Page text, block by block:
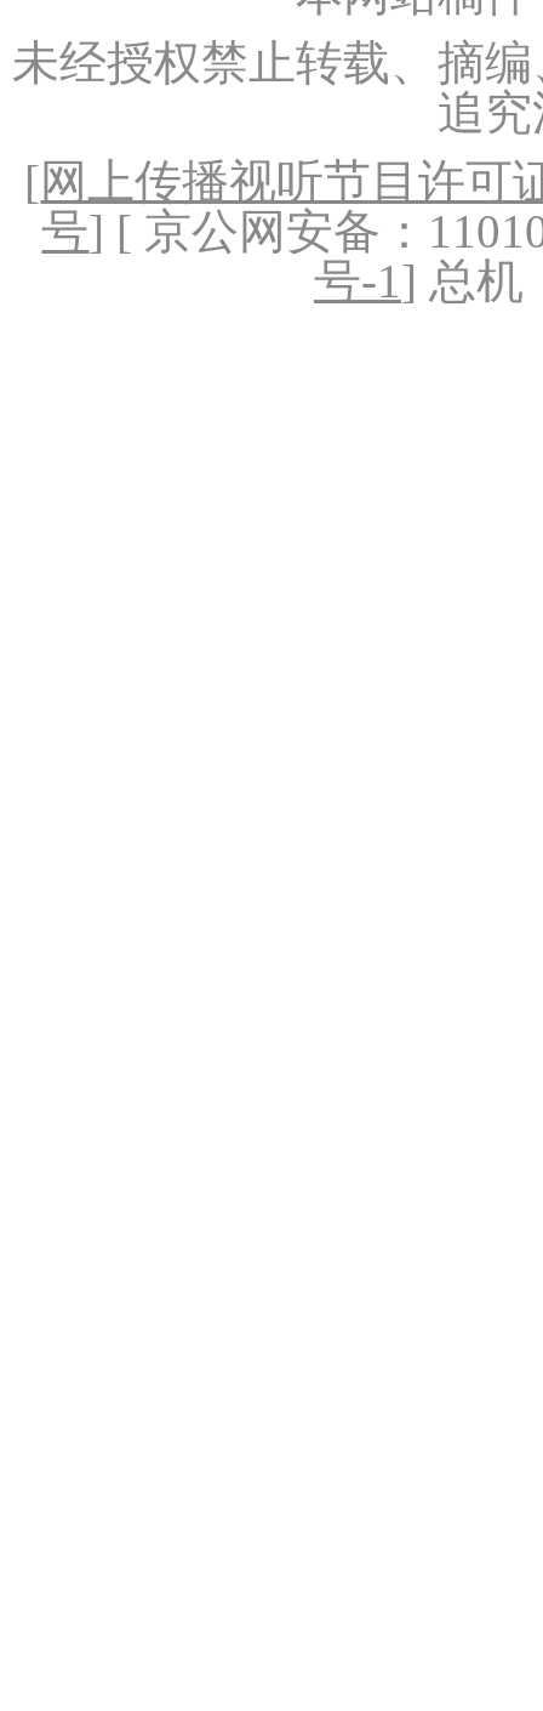
未经授权禁止转载、摘
追
[网上传播视听节目许可
号] [ 京公网安备：
号-1] 总机